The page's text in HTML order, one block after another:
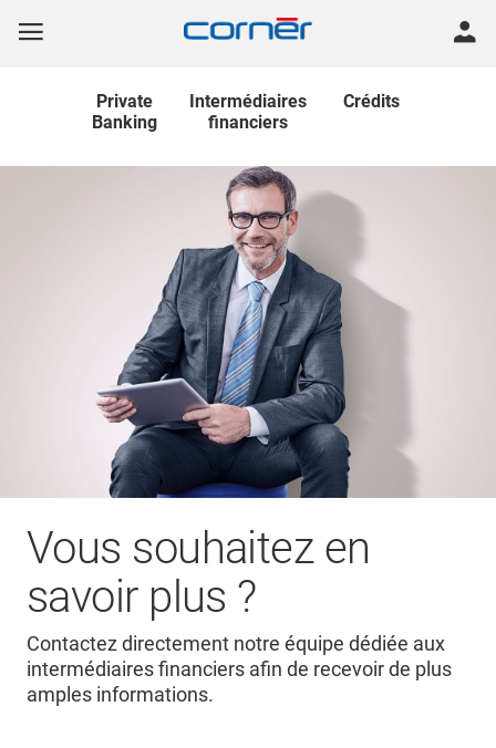
Private
Banking
Intermédiaires
financiers
Crédits
Vous souhaitez en
savoir plus ?
Contactez directement notre équipe dédiée aux
intermédiaires financiers afin de recevoir de plus
amples informations.